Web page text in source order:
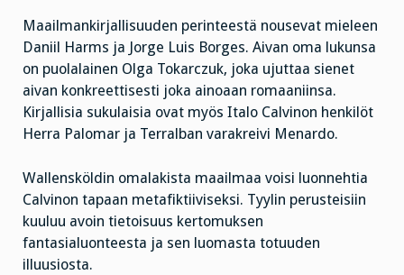
Maailmankirjallisuuden perinteestä nousevat mieleen
Daniil Harms ja Jorge Luis Borges. Aivan oma lukunsa
on puolalainen Olga Tokarczuk, joka ujuttaa sienet
aivan konkreettisesti joka ainoaan romaaniinsa.
Kirjallisia sukulaisia ovat myös Italo Calvinon henkilöt
Herra Palomar ja Terralban varakreivi Menardo.
Wallensköldin omalakista maailmaa voisi luonnehtia
Calvinon tapaan metafiktiiviseksi. Tyylin perusteisiin
kuuluu avoin tietoisuus kertomuksen
fantasialuonteesta ja sen luomasta totuuden
illuusiosta.